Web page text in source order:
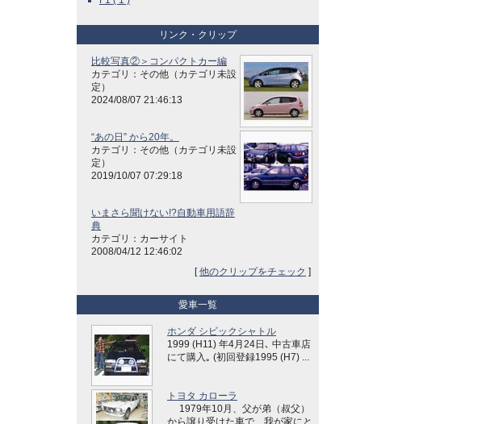
リンク・クリップ
比較写真②＞コンパクトカー編
カテゴリ：その他（カテゴリ未設
定）
2024/08/07 21:46:13
“あの日” から20年。
カテゴリ：その他（カテゴリ未設
定）
2019/10/07 07:29:18
いまさら聞けない!?自動車用語辞
典
カテゴリ：カーサイト
2008/04/12 12:46:02
[他のクリップをチェック ]
愛車一覧
ホンダ シビックシャトル
1999 (H11) 年4月24日､ 中古車店
にて購入｡ (初回登録1995 (H7) ...
トヨタ カローラ
1979年10月、父が弟（叔父）
から譲り受けた車で、我が家にと